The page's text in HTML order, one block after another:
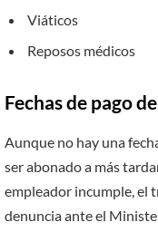
Viáticos
Reposos médicos
Fechas de pago
Aunque no hay una
ser abonado a más
empleador incumple, el
denuncia ante el